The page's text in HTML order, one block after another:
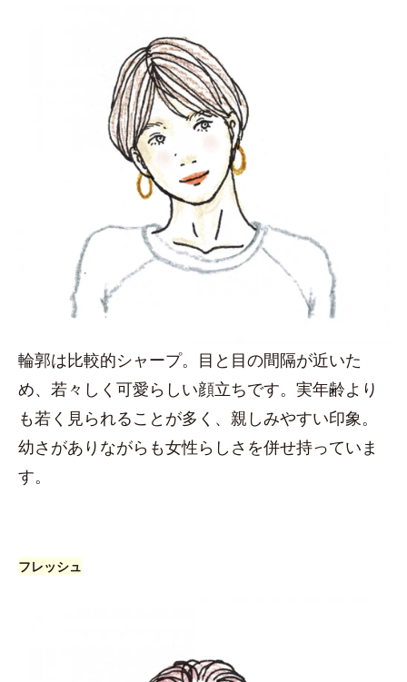
輪郭は比較的シャープ。目と目の間隔が近いた
め、若々しく可愛らしい顔立ちです。実年齢より
も若く見られることが多く、親しみやすい印象。
幼さがありながらも女性らしさを併せ持っていま
す。
フレッシュ